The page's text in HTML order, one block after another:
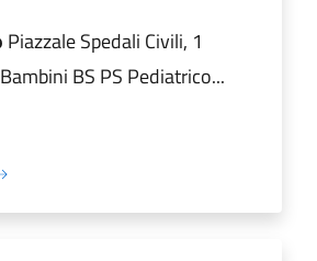
Piazzale Spedali Civili, 1
BS PS Pediatrico...